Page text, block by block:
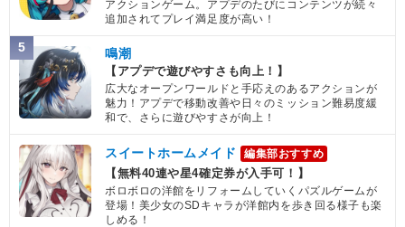
アクションゲーム。アプデのたびにコンテンツが続々
追加されてプレイ満足度が高い！
5 鳴潮
【アプデで遊びやすさも向上！】
広大なオープンワールドと手応えのあるアクションが
魅力！アプデで移動改善や日々のミッション難易度緩
和で、さらに遊びやすさが向上！
スイートホームメイド 編集部おすすめ
【無料40連や星4確定券が入手可！】
ボロボロの洋館をリフォームしていくパズルゲームが
登場！美少女のSDキャラが洋館内を歩き回る様子も楽
しめる！